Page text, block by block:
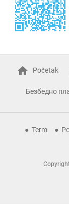
Početak
Безбедно
Term